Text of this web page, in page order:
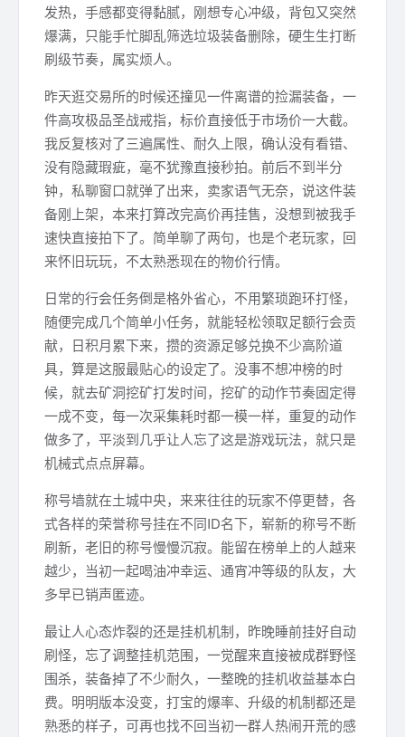
发热，手感都变得黏腻，刚想专心冲级，背包又突然
爆满，只能手忙脚乱筛选垃圾装备删除，硬生生打断
刷级节奏，属实烦人。
昨天逛交易所的时候还撞见一件离谱的捡漏装备，一
件高攻极品圣战戒指，标价直接低于市场价一大截。
我反复核对了三遍属性、耐久上限，确认没有看错、
没有隐藏瑕疵，毫不犹豫直接秒拍。前后不到半分
钟，私聊窗口就弹了出来，卖家语气无奈，说这件装
备刚上架，本来打算改完高价再挂售，没想到被我手
速快直接拍下了。简单聊了两句，也是个老玩家，回
来怀旧玩玩，不太熟悉现在的物价行情。
日常的行会任务倒是格外省心，不用繁琐跑环打怪，
随便完成几个简单小任务，就能轻松领取足额行会贡
献，日积月累下来，攒的资源足够兑换不少高阶道
具，算是这服最贴心的设定了。没事不想冲榜的时
候，就去矿洞挖矿打发时间，挖矿的动作节奏固定得
一成不变，每一次采集耗时都一模一样，重复的动作
做多了，平淡到几乎让人忘了这是游戏玩法，就只是
机械式点点屏幕。
称号墙就在土城中央，来来往往的玩家不停更替，各
式各样的荣誉称号挂在不同ID名下，崭新的称号不断
刷新，老旧的称号慢慢沉寂。能留在榜单上的人越来
越少，当初一起喝油冲幸运、通宵冲等级的队友，大
多早已销声匿迹。
最让人心态炸裂的还是挂机机制，昨晚睡前挂好自动
刷怪，忘了调整挂机范围，一觉醒来直接被成群野怪
围杀，装备掉了不少耐久，一整晚的挂机收益基本白
费。明明版本没变，打宝的爆率、升级的机制都还是
熟悉的样子，可再也找不回当初一群人热闹开荒的感